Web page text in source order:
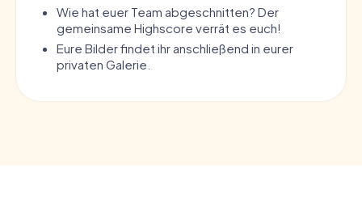
Wie hat euer Team abgeschnitten? Der
gemeinsame Highscore verrät es euch!
Eure Bilder findet ihr anschließend in eurer
privaten Galerie.